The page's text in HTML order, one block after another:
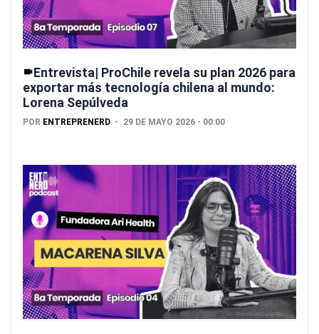
Entrevista| ProChile revela su plan 2026 para
exportar más tecnología chilena al mundo:
Lorena Sepúlveda
POR ENTREPRENERD 29 DE MAYO 2026 - 00:00